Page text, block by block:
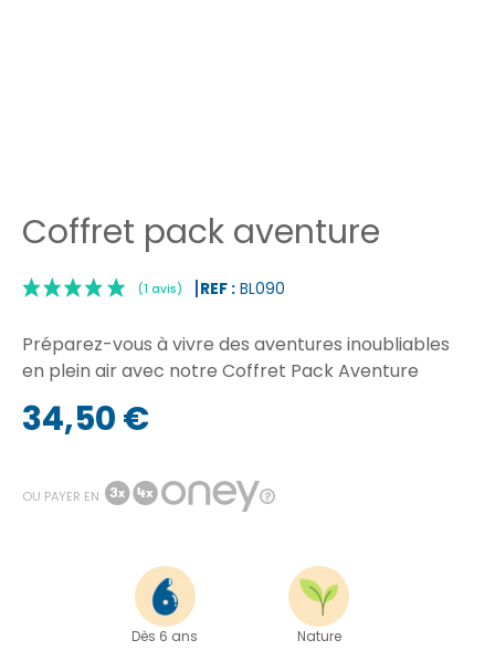
Coffret pack aventure
REF : BL090
Préparez-vous à vivre des aventures inoubliables
en plein air avec notre Coffret Pack Aventure
34,50 €
OU PAYER EN
Dès 6 ans Nature